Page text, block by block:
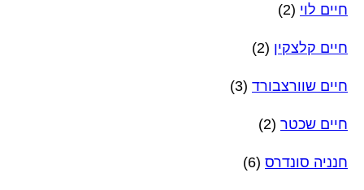
חיים לוי (2)
חיים קלצקין (2)
חיים שוורצבורד (3)
חיים שכטר (2)
חנניה סונדרס (6)